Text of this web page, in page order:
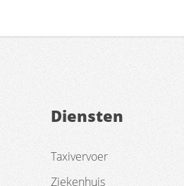
Diensten
Taxivervoer
Ziekenhuis